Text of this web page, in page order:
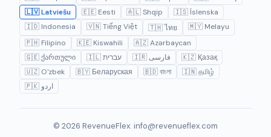
🇱🇻 Latviešu
🇪🇪 Eesti 🇦🇱 Shqip
🇮🇸 Íslenska
🇮🇩 Indonesia
🇻🇳 Tiếng Việt 🇹🇭 ไทย
🇲🇾 Melayu
🇵🇭 Filipino
🇰🇪 Kiswahili
🇦🇿 Azərbaycan
🇬🇪 ქართული
🇮🇱 עברית 🇮🇷 فارسی
🇰🇿 Қазақ
🇺🇿 O'zbek
🇧🇾 Беларуская 🇧🇩 বাংলা
🇮🇳 தமிழ்
🇵🇰 اردو
© 2026 RevenueFlex. info@revenueflex.com